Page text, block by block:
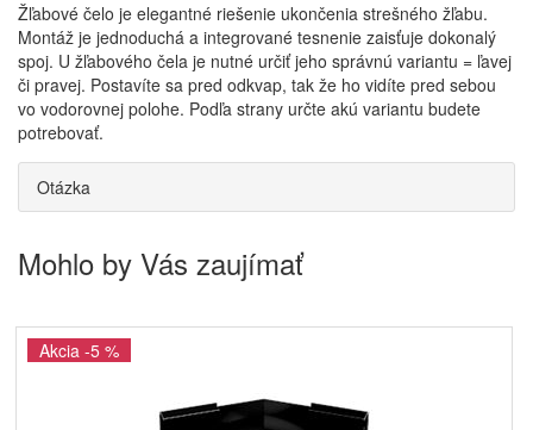
Žľabové čelo je elegantné riešenie ukončenia strešného žľabu.
Montáž je jednoduchá a integrované tesnenie zaisťuje dokonalý
spoj. U žľabového čela je nutné určiť jeho správnú variantu = ľavej
či pravej. Postavíte sa pred odkvap, tak že ho vidíte pred sebou
vo vodorovnej polohe. Podľa strany určte akú variantu budete
potrebovať.
Otázka
Mohlo by Vás zaujímať
Akcia -5 %